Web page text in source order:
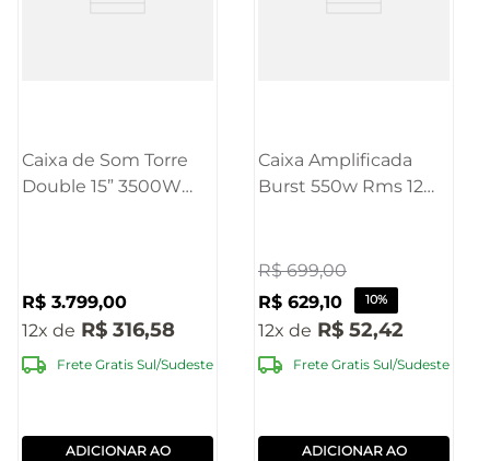
Caixa de Som Torre
Double 15” 3500W
R$ 3.799,00
12
R$ 316,58
Frete Gratis Sul/Sudeste
ADICIONAR AO
Caixa Amplificada
Burst 550w Rms 12
[Reembalado]
R$ 699,00
R$ 629,10 10%
12 R$ 52,42
Frete Gratis Sul/Sudeste
ADICIONAR AO